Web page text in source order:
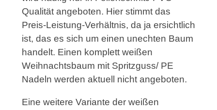
Qualität angeboten. Hier stimmt das
Preis-Leistung-Verhältnis, da ja ersichtlich
ist, das es sich um einen unechten Baum
handelt. Einen komplett weißen
Weihnachtsbaum mit Spritzguss/ PE
Nadeln werden aktuell nicht angeboten.
Eine weitere Variante der weißen